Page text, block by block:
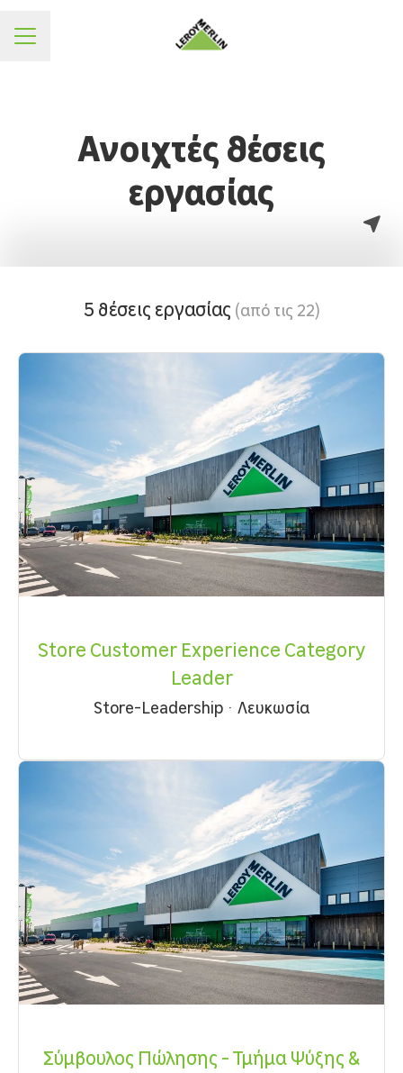
ΜΕΝΟΥ
Ανοιχτές θέσεις
εργασίας
5 θέσεις εργασίας (από τις 22)
Store Customer Experience Category
Leader
Store-Leadership · Λευκωσία
Σύμβουλος Πώλησης - Τμήμα Ψύξης &